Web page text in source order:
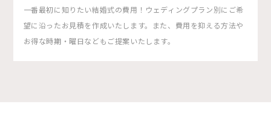
一番最初に知りたい結婚式の費用！ウェディングプラン別にご希
望に沿ったお見積を作成いたします。また、費用を抑える方法や
お得な時期・曜日などもご提案いたします。